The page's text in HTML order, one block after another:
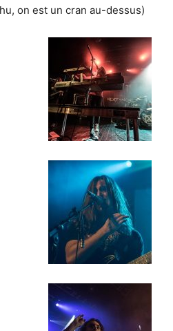
on est un cran au-dessus)